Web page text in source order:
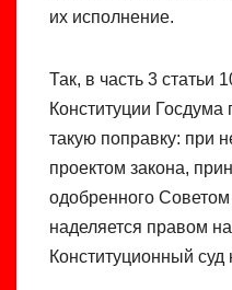
их исполнение.
Так, в часть 3 статьи
Конституции
такую поправку: при
проектом закона,
одобренного
наделяется правом
Конституционный суд